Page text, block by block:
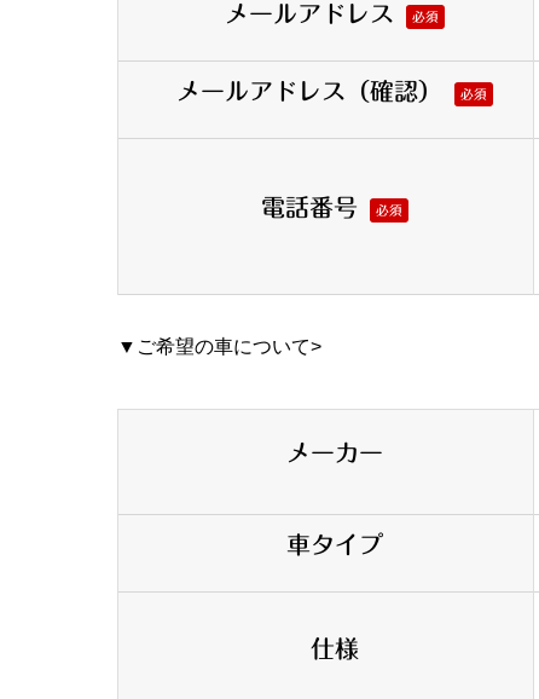
メールアドレス 必須
メールアドレス（確認） 必須
電話番号 必須
▼ご希望の車について>
メーカー
車タイプ
仕様